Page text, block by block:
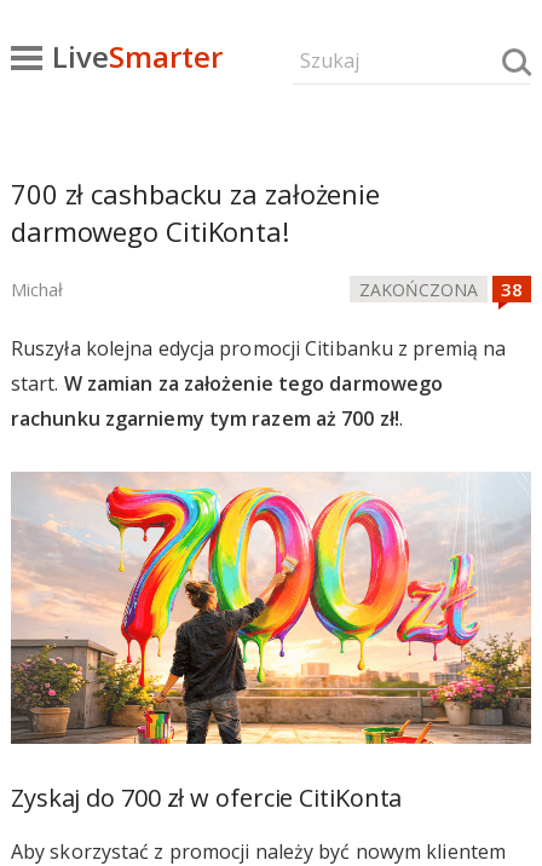
LiveSmarter
700 zł cashbacku za założenie
darmowego CitiKonta!
Michał ZAKOŃCZONA
Ruszyła kolejna edycja promocji Citibanku z premią na
start. W zamian za założenie tego darmowego
rachunku zgarniemy tym razem aż 700 zł!.
Zyskaj do 700 zł w ofercie CitiKonta
Aby skorzystać z promocji należy być nowym klientem